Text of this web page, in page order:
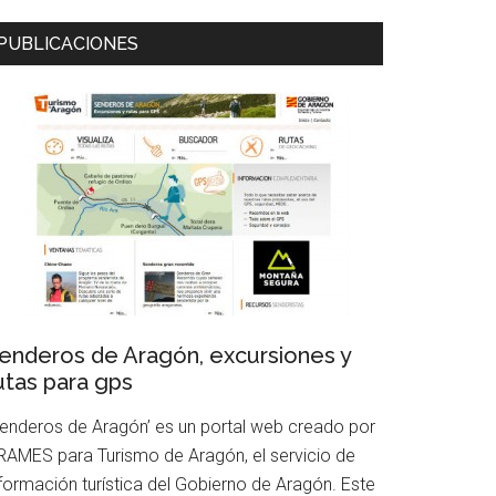
de Aragón, excursiones y
para gps
de Aragón’ es un portal web creado por
para Turismo de Aragón, el servicio de
turística del Gobierno de Aragón. Este